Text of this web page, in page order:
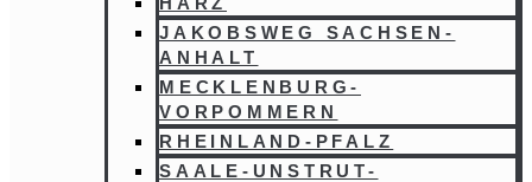
JAKOBSWEG SACHSEN-
ANHALT
MECKLENBURG-
VORPOMMERN
RHEINLAND-PFALZ
SAALE-UNSTRUT-